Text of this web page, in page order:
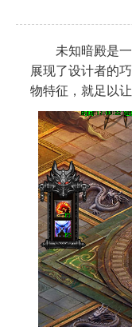
未知暗殿是一
展现了设计者的
物特征，就足以